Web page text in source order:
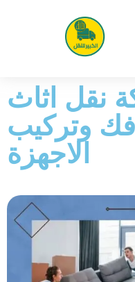
نقل اثاث
فك وتركيب
الاجهزة